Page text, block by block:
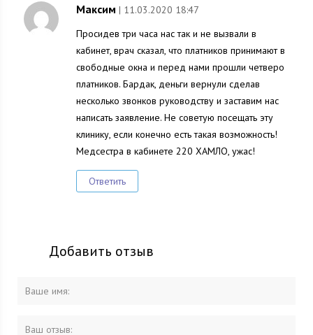
Максим | 11.03.2020 18:47
Просидев три часа нас так и не вызвали в
кабинет, врач сказал, что платников принимают в
свободные окна и перед нами прошли четверо
платников. Бардак, деньги вернули сделав
несколько звонков руководству и заставим нас
написать заявление. Не советую посещать эту
клинику, если конечно есть такая возможность!
Медсестра в кабинете 220 ХАМЛО, ужас!
Ответить
Добавить отзыв